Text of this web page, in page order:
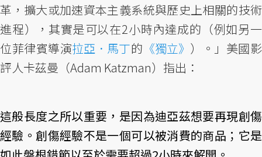
革，擴大或加速資本主義系統與歷史上相關的技術
進程），其實是可以在2小時內達成的（例如另一
位菲律賓導演拉亞．馬丁的 《獨立》 ）。」美國影
評人卡茲曼（Adam Katzman）指出：
這般長度之所以重要，是因為迪亞茲想要再現創傷
經驗。創傷經驗不是一個可以被消費的商品；它是